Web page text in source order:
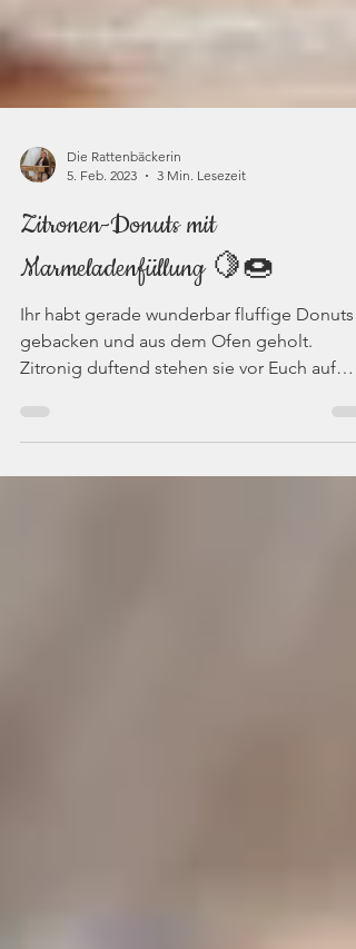
5. Feb. 2023
3 Min. Lesezeit
Zitronen-Donuts mit
Marmeladenfüllung 🍋🍩
Ihr habt gerade wunderbar fluffige Donuts
Zitronig duftend stehen sie vor Euch auf
einem Kuchengitter und